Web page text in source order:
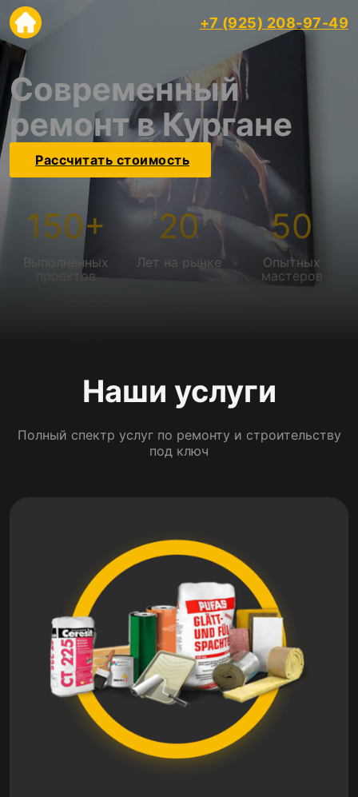
+7 (925) 208-97-49
Современный
ремонт в Кургане
Рассчитать стоимость
150+
Выполненных
проектов
20
Лет на рынке
50
Опытных
мастеров
Наши услуги
Полный спектр услуг по ремонту и строительству
под ключ